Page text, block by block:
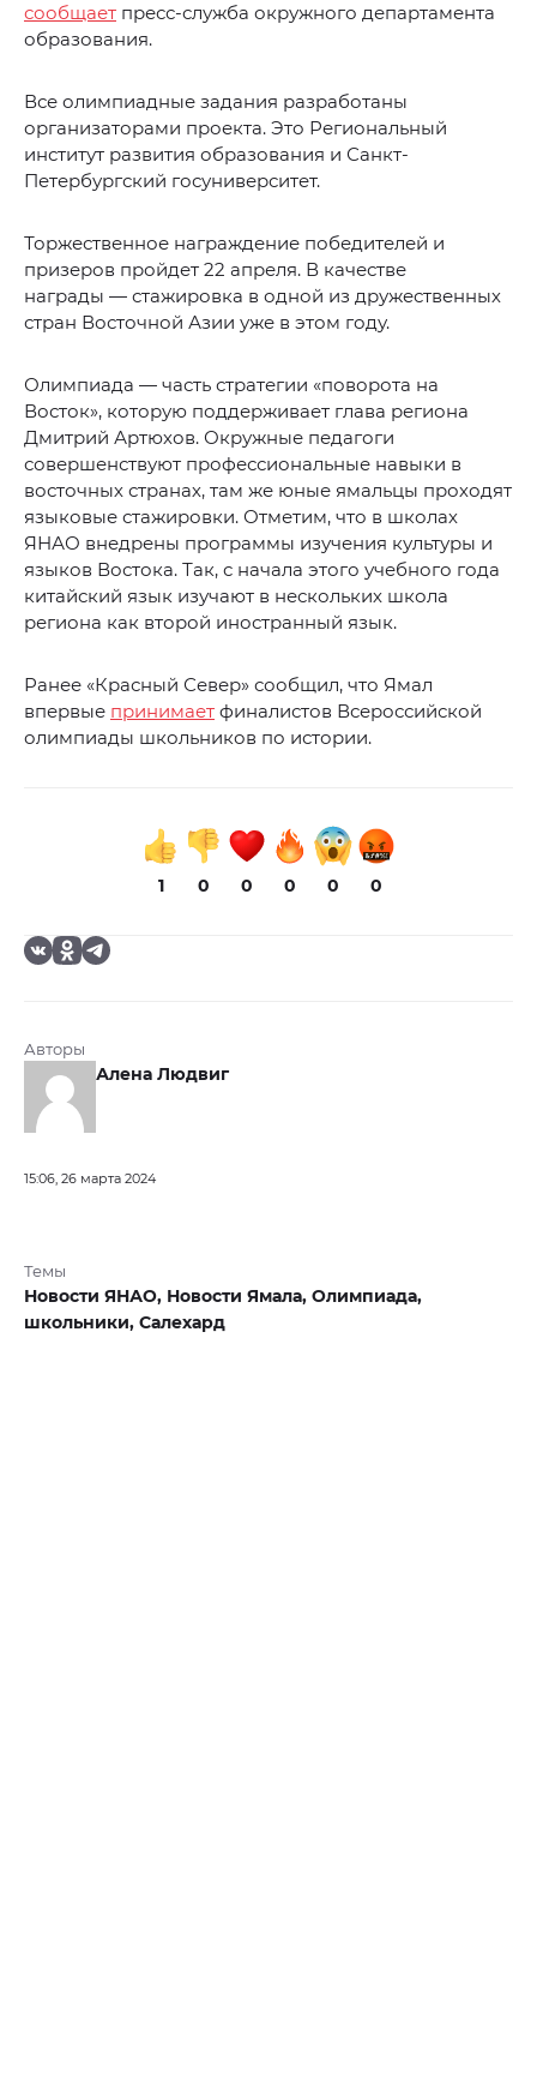
сообщает пресс-служба окружного департамента
образования.
Все олимпиадные задания разработаны
организаторами проекта. Это Региональный
институт развития образования и Санкт-
Петербургский госуниверситет.
Торжественное награждение победителей и
призеров пройдет 22 апреля. В качестве
награды — стажировка в одной из дружественных
стран Восточной Азии уже в этом году.
Олимпиада — часть стратегии «поворота на
Восток», которую поддерживает глава региона
Дмитрий Артюхов. Окружные педагоги
совершенствуют профессиональные навыки в
восточных странах, там же юные ямальцы проходят
языковые стажировки. Отметим, что в школах
ЯНАО внедрены программы изучения культуры и
языков Востока. Так, с начала этого учебного года
китайский язык изучают в нескольких школа
региона как второй иностранный язык.
Ранее «Красный Север» сообщил, что Ямал
впервые принимает финалистов Всероссийской
олимпиады школьников по истории.
1 0 0 0 0 0
Авторы
Алена Людвиг
15:06, 26 марта 2024
Темы
Новости ЯНАО, Новости Ямала, Олимпиада,
школьники, Салехард